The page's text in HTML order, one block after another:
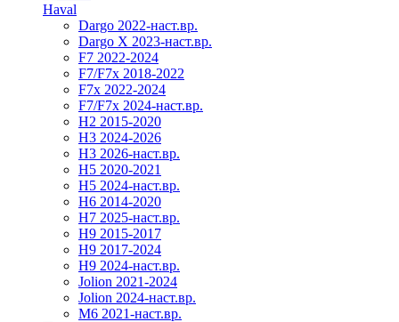
Haval
Dargo 2022-наст.вр.
Dargo X 2023-наст.вр.
F7 2022-2024
F7/F7x 2018-2022
F7x 2022-2024
F7/F7x 2024-наст.вр.
H2 2015-2020
H3 2024-2026
H3 2026-наст.вр.
H5 2020-2021
H5 2024-наст.вр.
H6 2014-2020
H7 2025-наст.вр.
H9 2015-2017
H9 2017-2024
H9 2024-наст.вр.
Jolion 2021-2024
Jolion 2024-наст.вр.
М6 2021-наст.вр.